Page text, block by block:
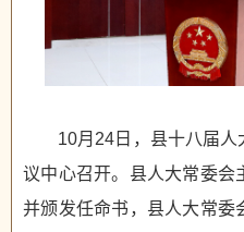
10月24日，县十八届人
议中心召开。县人大常委会
并颁发任命书，县人大常委